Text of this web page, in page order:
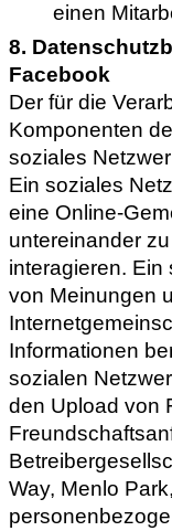
einen
8.
Facebook
Der für die
Komponenten
soziales
Ein soziales
eine Online-
untereinander
interagieren.
von Meinungen
Informationen
sozialen
den Upload von
Way, Menlo